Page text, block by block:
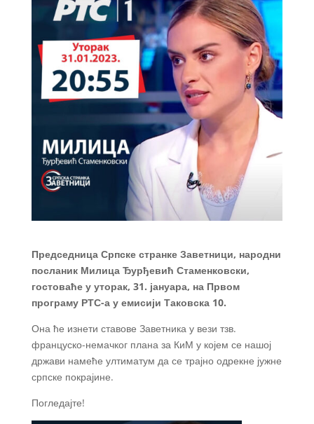
Председница Српске странке Заветници, народни
посланик Милица Ђурђевић Стаменковски,
гостоваће у уторак, 31. јануара, на Првом
програму РТС-а у емисији Таковска 10.
Она ће изнети ставове Заветника у вези тзв.
француско-немачког плана за КиМ у којем се нашој
држави намеће ултиматум да се трајно одрекне јужне
српске покрајине.
Погледајте!